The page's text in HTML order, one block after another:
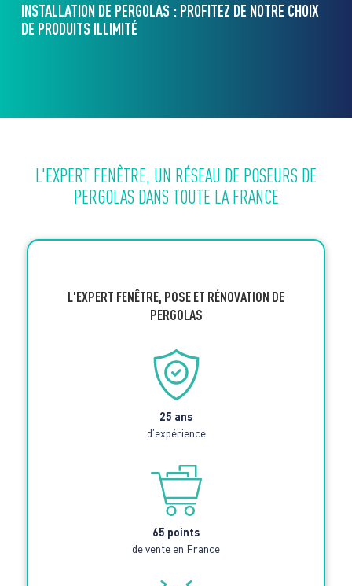
INSTALLATION DE PERGOLAS : PROFITEZ DE NOTRE CHOIX
DE PRODUITS ILLIMITÉ
L'EXPERT FENÊTRE, UN RÉSEAU DE POSEURS DE
PERGOLAS DANS TOUTE LA FRANCE
L'EXPERT FENÊTRE, POSE ET RÉNOVATION DE
PERGOLAS
25 ans
d’expérience
65 points
de vente en France